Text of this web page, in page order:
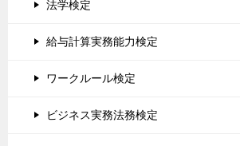
法学検定
給与計算実務能力検定
ワークルール検定
ビジネス実務法務検定